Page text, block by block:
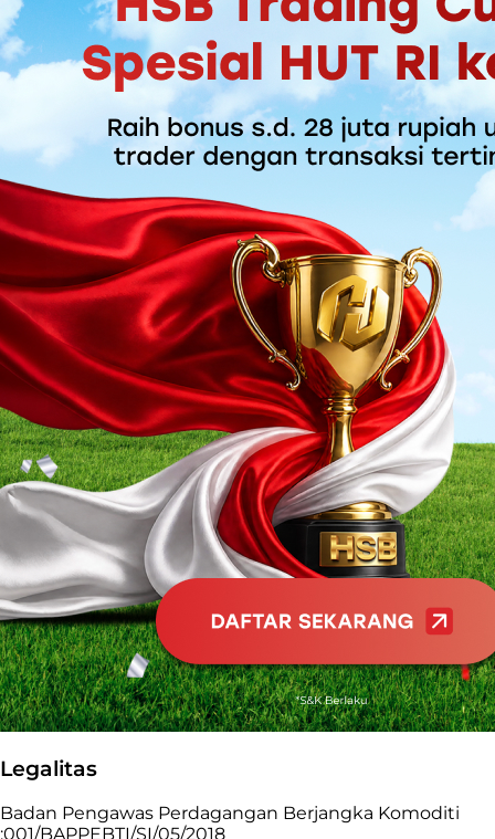
Legalitas
Badan Pengawas Perdagangan Berjangka Komoditi
:001/BAPPEBTI/SI/05/2018